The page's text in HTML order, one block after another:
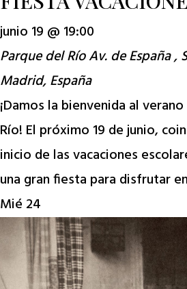
junio 19 @ 19:00
Parque del RíoAv. de España ,
Madrid, España
¡Damos la bienvenida al
Río! El próximo 19 de junio,
inicio de las vacaciones
una gran fiesta para disfrutar
Mié 24